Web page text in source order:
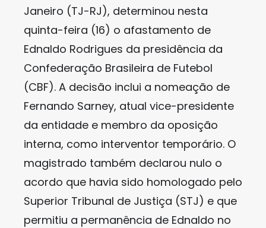
Janeiro (TJ-RJ), determinou nesta
quinta-feira (16) o afastamento de
Ednaldo Rodrigues da presidência da
Confederação Brasileira de Futebol
(CBF). A decisão inclui a nomeação de
Fernando Sarney, atual vice-presidente
da entidade e membro da oposição
interna, como interventor temporário. O
magistrado também declarou nulo o
acordo que havia sido homologado pelo
Superior Tribunal de Justiça (STJ) e que
permitiu a permanência de Ednaldo no